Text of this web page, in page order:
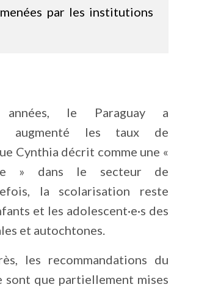
par les institutions
années, le Paraguay a
augmenté les taux de
Cynthia décrit comme une «
» dans le secteur de
la scolarisation reste
et les adolescent·e·s des
et autochtones.
les recommandations du
sont que partiellement mises